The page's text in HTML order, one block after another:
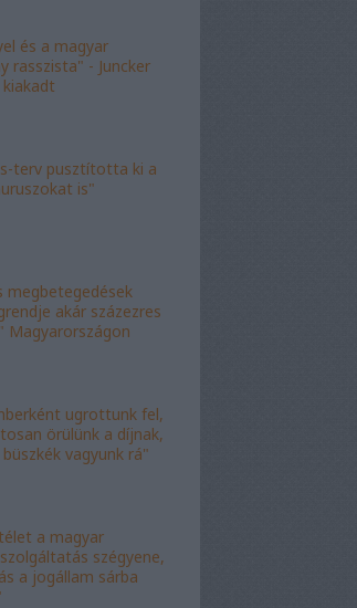
és a magyar
rasszista" - Juncker
terv pusztította ki a
is"
megbetegedések
akár százezres
Magyarországon
ugrottunk fel,
örülünk a díjnak,
vagyunk rá"
a magyar
szégyene,
a jogállam sárba